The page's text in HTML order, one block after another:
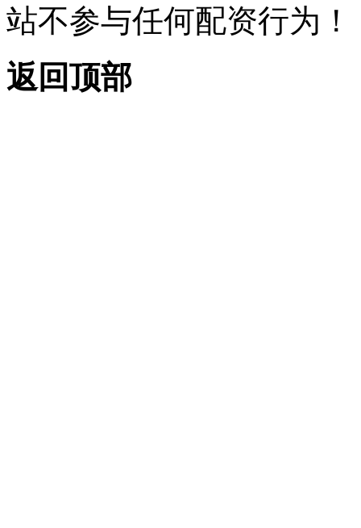
站不参与任何配资行为！
返回顶部